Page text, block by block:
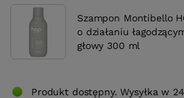
Szampon Montibello
o działaniu
głowy 300 ml
Produkt dostępny. Wysyłka w